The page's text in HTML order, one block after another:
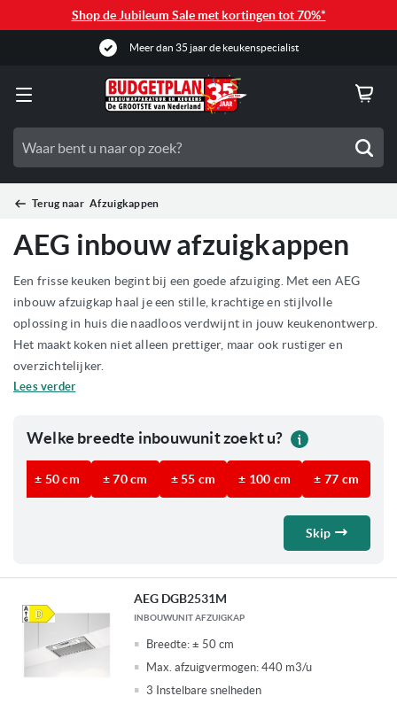
Shop de Jubileum Sale met kortingen tot 70%*
Meer dan 35 jaar de keukenspecialist
Terug naar Afzuigkappen
AEG inbouw afzuigkappen
Een frisse keuken begint bij een goede afzuiging. Met een AEG
inbouw afzuigkap haal je een stille, krachtige en stijlvolle
oplossing in huis die naadloos verdwijnt in jouw keukenontwerp.
Het maakt koken niet alleen prettiger, maar ook rustiger en
overzichtelijker.
Lees verder
Welke breedte inbouwunit zoekt u?
± 50 cm ± 70 cm ± 55 cm ± 100 cm ± 77 cm
Skip
Meer dan 800 m3/u 700 - 800 m3/u
AEG DGB2531M
INBOUWUNIT AFZUIGKAP
Breedte: ± 50 cm
Max. afzuigvermogen: 440 m3/u
3 Instelbare snelheden